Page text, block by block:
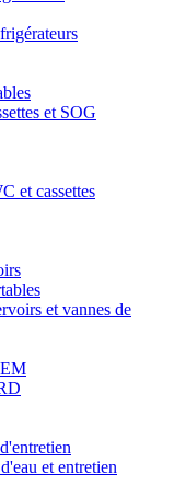
et SOG
et cassettes
et vannes de
et entretien